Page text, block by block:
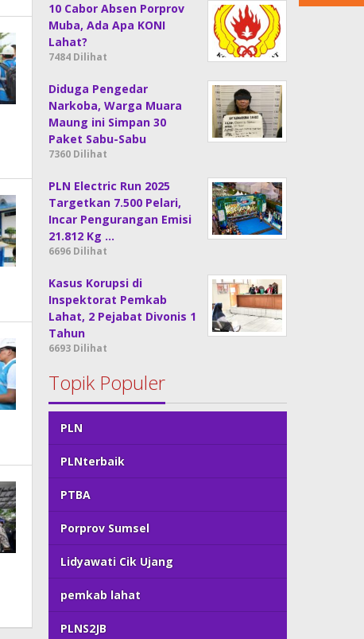
10 Cabor Absen Porprov
Muba, Ada Apa KONI
Lahat?
7484 Dilihat
Diduga Pengedar
Narkoba, Warga Muara
Maung ini Simpan 30
Paket Sabu-Sabu
7360 Dilihat
PLN Electric Run 2025
Targetkan 7.500 Pelari,
Incar Pengurangan Emisi
21.812 Kg …
6696 Dilihat
Kasus Korupsi di
Inspektorat Pemkab
Lahat, 2 Pejabat Divonis 1
Tahun
6693 Dilihat
Topik Populer
PLN
PLNterbaik
PTBA
Porprov Sumsel
Lidyawati Cik Ujang
pemkab lahat
PLNS2JB